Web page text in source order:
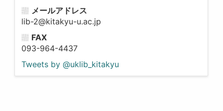
メールアドレス
lib-2@kitakyu-u.ac.jp
FAX
093-964-4437
Tweets by @uklib_kitakyu